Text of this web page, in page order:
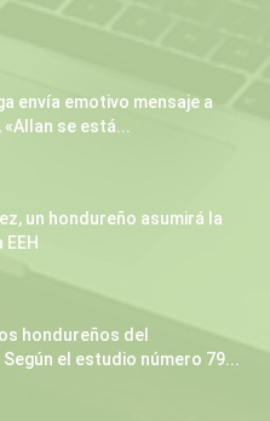
envía emotivo mensaje a
se está...
un hondureño asumirá la
hondureños del
el estudio número 79...